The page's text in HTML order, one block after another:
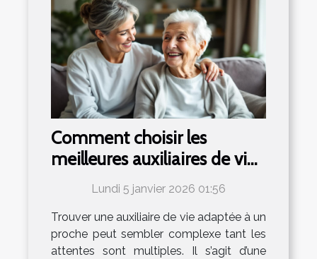
Comment choisir les
meilleures auxiliaires de vie
pour vos proches ?
Lundi 5 janvier 2026 01:56
Trouver une auxiliaire de vie adaptée à un
proche peut sembler complexe tant les
attentes sont multiples. Il s’agit d’une